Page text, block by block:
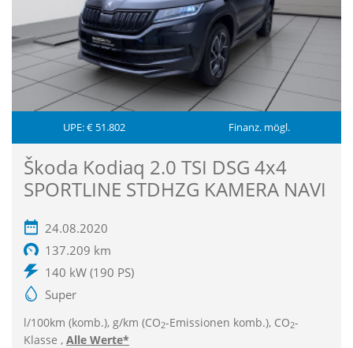
UPE: € 51.802 Finanz. mögl.
Škoda Kodiaq 2.0 TSI DSG 4x4
SPORTLINE STDHZG KAMERA NAVI
24.08.2020
137.209 km
140 kW (190 PS)
Super
l/100km (komb.), g/km (CO2-Emissionen komb.), CO2-
Klasse , Alle Werte*